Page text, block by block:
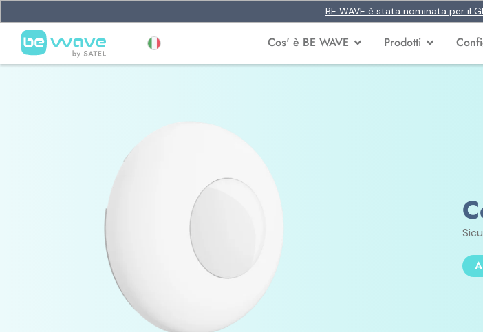
BE WAVE è stata nominata per il
Cos' è BE WAVE Prodotti